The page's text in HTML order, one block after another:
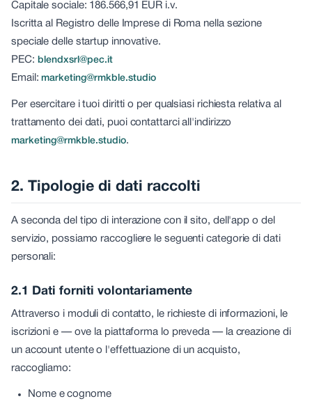
Capitale sociale: 186.566,91 EUR i.v.
Iscritta al Registro delle Imprese di Roma nella sezione
speciale delle startup innovative.
PEC: blendxsrl@pec.it
Email:marketing@rmkble.studio
Per esercitare i tuoi diritti o per qualsiasi richiesta relativa al
trattamento dei dati, puoi contattarci all'indirizzo
marketing@rmkble.studio.
2. Tipologie di dati raccolti
A seconda del tipo di interazione con il sito, dell'app o del
servizio, possiamo raccogliere le seguenti categorie di dati
personali:
2.1 Dati forniti volontariamente
Attraverso i moduli di contatto, le richieste di informazioni, le
iscrizioni e — ove la piattaforma lo preveda — la creazione di
un account utente o l'effettuazione di un acquisto,
raccogliamo:
Nome e cognome